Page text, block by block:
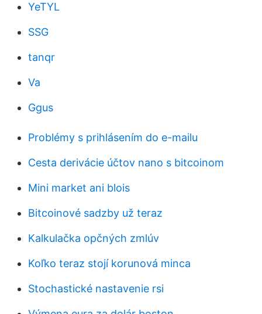
YeTYL
SSG
tanqr
Va
Ggus
Problémy s prihlásením do e-mailu
Cesta derivácie účtov nano s bitcoinom
Mini market ani blois
Bitcoinové sadzby už teraz
Kalkulačka opčných zmlúv
Koľko teraz stojí korunová minca
Stochastické nastavenie rsi